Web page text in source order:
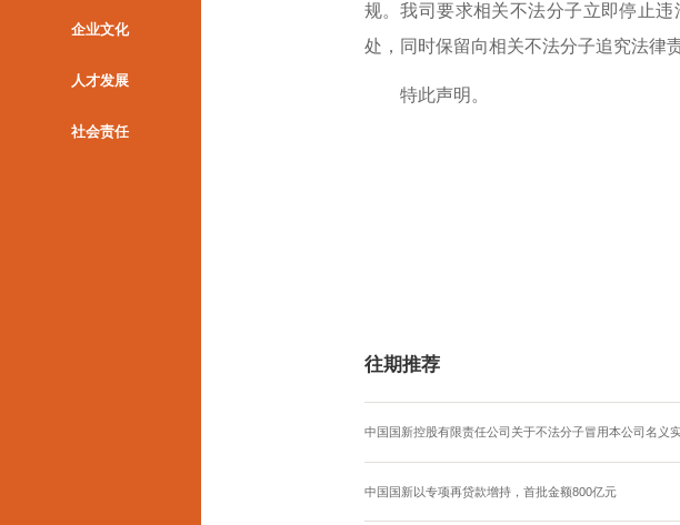
企业文化
人才发展
社会责任
规。我司要求相关不法分子立即停止
处，同时保留向相关不法分子追究法律
特此声明。
往期推荐
中国国新控股有限责任公司关于不法分子冒用本公司名义
中国国新以专项再贷款增持，首批金额800亿元